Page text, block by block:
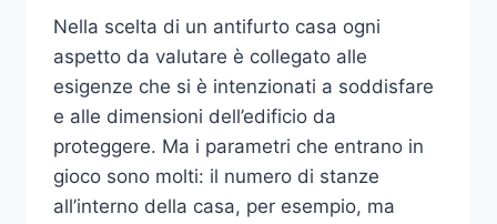
SCEGLIERE
Nella scelta di un antifurto casa ogni
aspetto da valutare è collegato alle
esigenze che si è intenzionati a soddisfare
e alle dimensioni dell’edificio da
proteggere. Ma i parametri che entrano in
gioco sono molti: il numero di stanze
all’interno della casa, per esempio, ma